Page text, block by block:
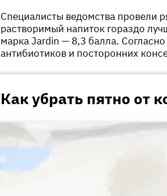
Специалисты ведомства провели
растворимый напиток гораздо
марка Jardin — 8,3 балла.
антибиотиков и посторонних
Как убрать пятно от